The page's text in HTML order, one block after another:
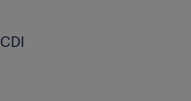
CDI